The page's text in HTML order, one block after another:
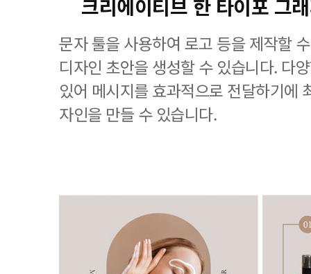
크리에이티브 한 타이포 그
문자 툴을 사용하여 로고 등을 제작할
디자인 초안을 생성할 수 있습니다. 다
있어 메시지를 효과적으로 전달하기에
자인을 만들 수 있습니다.